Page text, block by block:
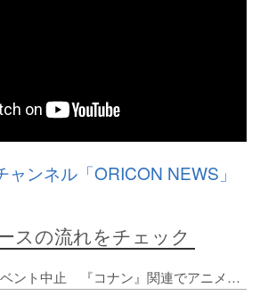
ャンネル「ORICON NEWS」
スの流れをチェック
1. 古谷徹の出演イベント中止 『コナン』関連でアニメイト発表「諸般の事情により」